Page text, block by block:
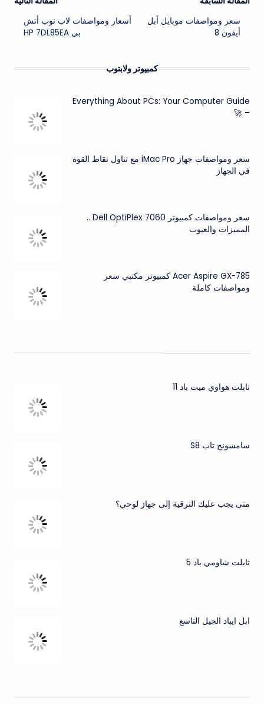
المقالات
سعر ومواصفات موبايل أبل
أيفون 8
أسعار ومواصفات لاب توب أتش
بي HP 7DL85EA
كمبيوتر ولابتوب
Everything About PCs: Your Computer Guide
– 🚀
سعر ومواصفات جهاز iMac Pro مع تناول نقاط القوة
في الجهاز
سعر ومواصفات كمبيوتر Dell OptiPlex 7060 ..
المميزات والعيوب
Acer Aspire GX-785 كمبيوتر مكتبي سعر
ومواصفات كاملة
تابلت هواوي ميت باد 11
سامسونج تاب S8
متى يجب عليك الترقية إلى جهاز لوحي؟
تابلت شاومي باد 5
ابل ايباد الجيل التاسع